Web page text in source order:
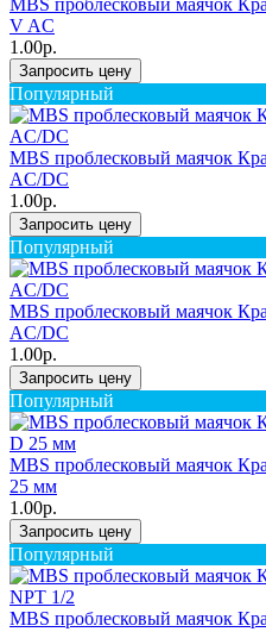
MBS проблесковый маячок
V AC
1.00р.
Запросить цену
Популярный
MBS проблесковый маячок
AC/DC
1.00р.
Запросить цену
Популярный
MBS проблесковый маячок
AC/DC
1.00р.
Запросить цену
Популярный
MBS проблесковый маячок
25 мм
1.00р.
Запросить цену
Популярный
MBS проблесковый маячок